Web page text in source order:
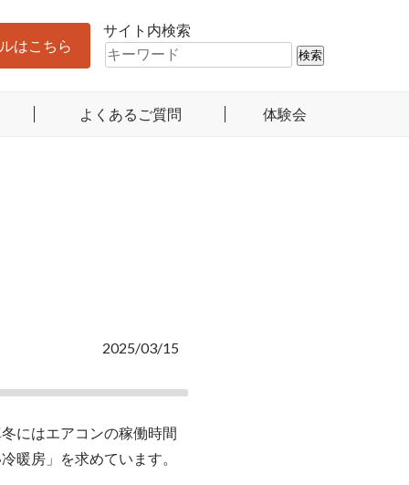
はこちら
サイト内検索
よくあるご質問 体験会
2025/03/15
にはエアコンの稼働時間
暖房」を求めています。